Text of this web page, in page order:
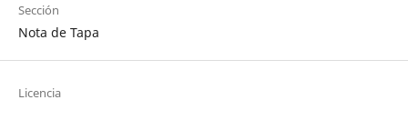
Sección
Nota de Tapa
Licencia